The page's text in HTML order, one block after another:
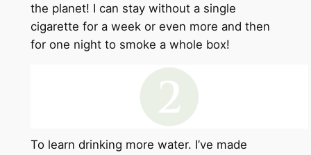
the planet! I can stay without a single
cigarette for a week or even more and then
for one night to smoke a whole box!
To learn drinking more water. I’ve made